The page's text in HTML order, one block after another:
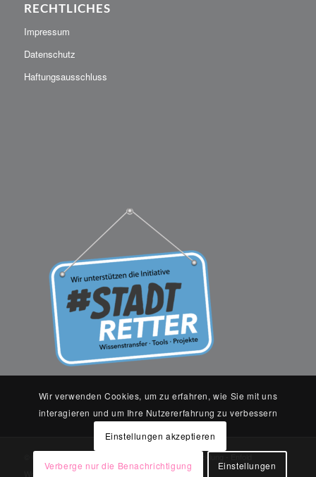
RECHTLICHES
Impressum
Datenschutz
Haftungsausschluss
© Copyright Terramag - Ganzheitliche Baulandentwicklung -
WordPress Theme by Kriesi
Wir verwenden Cookies, um zu erfahren, wie Sie mit uns
interagieren und um Ihre Nutzererfahrung zu verbessern
Einstellungen akzeptieren
Verberge nur die Benachrichtigung Einstellungen